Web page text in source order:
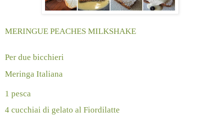
MERINGUE PEACHES MILKSHAKE
Per due bicchieri
Meringa Italiana
1 pesca
4 cucchiai di gelato al Fiordilatte